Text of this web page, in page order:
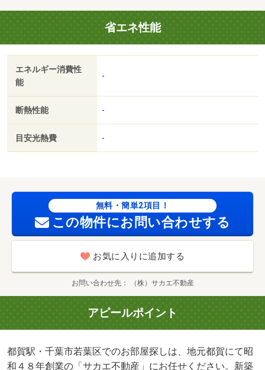
省エネ性能
エネルギー消費性
能
-
断熱性能 -
目安光熱費 -
無料・簡単2項目！
この物件にお問い合わせする
お気に入りに追加する
お問い合わせ先 （株）サカエ不動産
アピールポイント
都賀駅・千葉市若葉区でのお部屋探しは、地元都賀にて昭
和４８年創業の「サカエ不動産」にお任せください。新築